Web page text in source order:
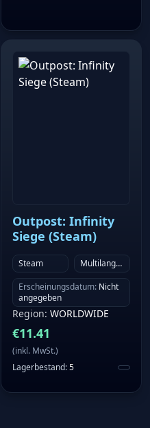
Outpost: Infinity
Siege (Steam)
Steam
Multilanguage
Erscheinungsdatum: Nicht
angegeben
Region: WORLDWIDE
€11.41
(inkl. MwSt.)
Lagerbestand:5